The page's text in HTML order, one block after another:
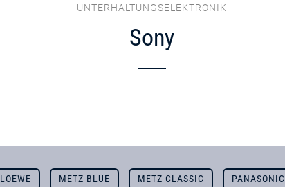
UNTERHALTUNGSELEKTRONIK
Sony
LOEWE METZ BLUE METZ CLASSIC PANASONIC